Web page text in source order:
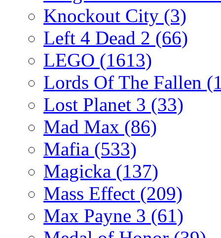
Knockout City (3)
Left 4 Dead 2 (66)
LEGO (1613)
Lords Of The Fallen
Lost Planet 3 (33)
Mad Max (86)
Mafia (533)
Magicka (137)
Mass Effect (209)
Max Payne 3 (61)